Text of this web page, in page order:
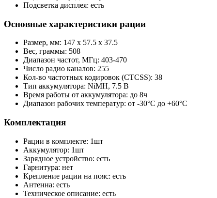
Подсветка дисплея: есть
Основные характеристики рации
Размер, мм: 147 х 57.5 х 37.5
Вес, граммы: 508
Диапазон частот, МГц: 403-470
Число радио каналов: 255
Кол-во частотных кодировок (CTCSS): 38
Тип аккумулятора: NiMH, 7.5 В
Время работы от аккумулятора: до 8ч
Диапазон рабочих температур: от -30°С до +60°С
Комплектация
Рации в комплекте: 1шт
Аккумулятор: 1шт
Зарядное устройство: есть
Гарнитура: нет
Крепление рации на пояс: есть
Антенна: есть
Техническое описание: есть